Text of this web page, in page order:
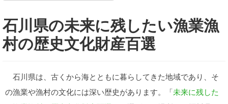
石川県の未来に残したい漁業漁
村の歴史文化財産百選
石川県は、古くから海とともに暮らしてきた地域であり、そ
の漁業や漁村の文化には深い歴史があります。「未来に残した